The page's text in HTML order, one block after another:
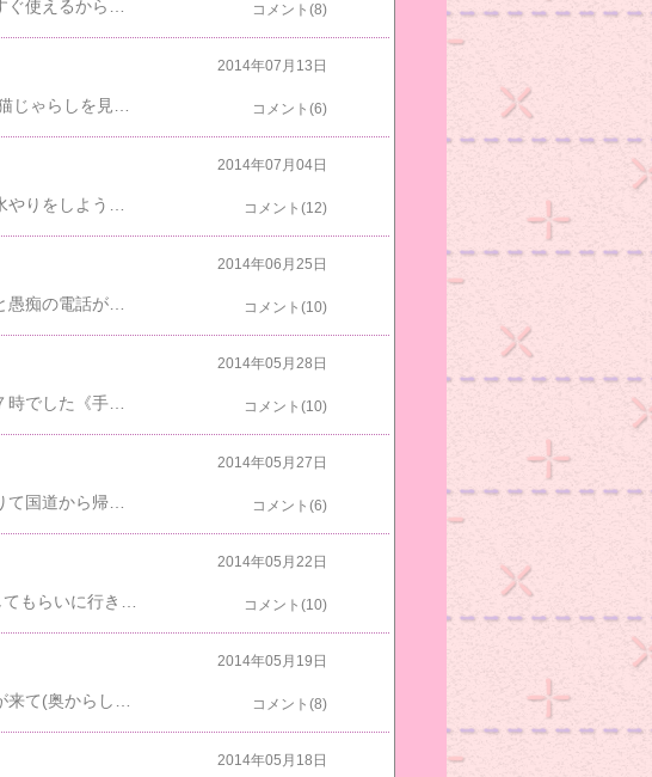
コメント(8)
2014年07月13日
コメント(6)
2014年07月04日
コメント(12)
昨日パッチマンから電話でブルーが何も食べないし癌もブドウみたいに増えてと愚痴の電話がかかってきたので帰りにブルーの食べそうなおやつやカリカリを買って帰りました家に帰ってブルーにまたたび入りのおやつをあげたらちょっと食べたからまた違うおやつをあげたらそれもちょこっと食べてましたよパッチマンはお薬を飲ませてるからお薬だと思って食べないみたいです《手抜き晩御飯》晩御飯何食べたか６／２４エビのトマトリゾットさわらのネギ塩焼き部屋に入るとロフトにわちゃびがいたので写真をとろうとするとトラコが出てきてわちゃびの毛づくろいを始めたよ猫じゃらしを見せたらわちゃびが下りてきたよ昨日の見つけたら買ってるアビチングッズこの肉球をアビチンの肉球に変身させると～アビチンは右の後ろ脚の先っぽだけ白だからこんな感じになります6/17日の画像よりアビチンの右の後ろ脚の先っぽだけ白いからめずらしいでしょう今朝は変なとこからクロスケ出てきたよマロニャンはまだ居眠りしてるねグリもねぼけてるのかな～今朝はパッチマンが仕事が遅くなって出かけるギリギリ前に帰ってきましたブルーに目薬とお薬をあげてブラシで毛を整えてくれましたよおかあにゃんとはっちゃくもお食事中ライムもお食事中～すもももベッドから下りてきたよ今朝もわちゃびもトラオも昨日と同じハンモックにいましたよ今朝のトラオはすわってましたねあっお見送り隊はアビチンだ～いってきま～す今朝は会社によってからブルーを病院に連れていきます会社を８時にでたら８時４０分ごろ動物病院に着きました待ってる間ブルーは車の中で毛づくろいをしてましたよ今日は仕事帰りにブルーを迎えに行ってきますよ
2014年06月25日
コメント(10)
昨日は仕事帰りに動物病院に行ってブルーを連れて帰り家に着いたらちょうど７時でした《手抜き晩御飯》５／２７赤魚みりん野菜炒めナスの煮物寝る前のお部屋訪問グリはいつもベッドの上の部分にいるけど覗いた時は下の部分にいたよブルー「今日はレーザーが気持ちよかったから当ててもらってる時、寝てしまったよ」よかったね 部屋も暖かくしとくからゆっくり休んでねブルーの血液検査の結果尿素窒素(BUN)もカリウム(K)も標準値になったし良かったね今朝はパッチマンが変な時間に帰ってきたからまっすぐ君だけ和室にいましたよマロニャンとクロスケマロニャンは外を見てましたよブルーもスロープから外を見てましたよおかあにゃんは何かちょうだいかなすももは逆光設定で写したけどあまりうまく写らなかったね今朝見たら白い毛の塊が落ちてたけどはっちゃくの毛かなバトルでもしたのかな東側のハンモックにトラオ北側のハンモックにあごのせわちゃびカーテンの上から出てきたトラコベッドから飛び乗ったら近いのにわざわざカーテンからきてるんだね今日は良いお天気で気持ちがいいです会社も暇だから猫みたいに日向ぼっこしたいよ
2014年05月28日
コメント(10)
昨日は帰り高速に乗ったら半分ほど行ったところで渋滞になったので途中で降りて国道から帰りました《手抜き晩御飯》５／２６焼きサバ野菜炒め寝る前のお部屋訪問温度変化が激しいからクロスケも風邪ひいたのかなマロニャンもケージにいましたよすももがめずらしくタワーにいるなと思ったらおかあにゃんが大あくびをしながらカーテンから出てきましたよはっちゃくはいつもすぐ出てきてウロロしてますよ部屋に戻ってきたらトラオがでてきてくれたけどしっぽみじがまたおしっこかけてました昨日のサスペンス映画『ホワット・ライズ・ビニース』がひかりTVのビデオにあったから見てない場面の近くまで早回しで送って観ようとしたのにまた寝てしまいました今朝は３時ごろパッチマンが帰ってきた時わちゃびも一階に下りたのでキッチンにいましたよアビチン「パッチマンがカップラーメンをいっぱい買ってきてたよ」ほんとだね きっと出勤前に自分で作るのが面倒だから買ってきたんだよ久々のわちゃびとアビチンのツーショット出勤前の部屋は～しっぽみじとしまが出てきたしっぽみじがめずらしいな～トラコもカーテンから出てきてタワーに乗ったよトラオはハンモックかな～和室にはまっすぐ君とちょびすけがいたよ今朝のお見送り隊はアビチンとしましま君だねいってきま～すガレージの寄せ植えハボタンをペチュニアに換えただけです今朝はブルーを病院に連れていくからバタバタして出かけました車の中も暖かくしてたからブルーも調子よさそうです仕事の途中昼前に連れて行ったからまた夕方迎えに行ってきます
2014年05月27日
コメント(6)
2014年05月22日
コメント(10)
2014年05月19日
コメント(8)
2014年05月18日